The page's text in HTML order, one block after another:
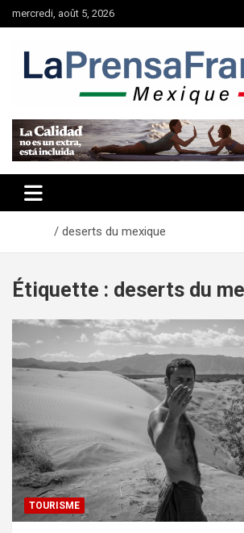
au
mercredi, août 5, 2026
deserts du mexique
Étiquette : deserts du
TOURISME